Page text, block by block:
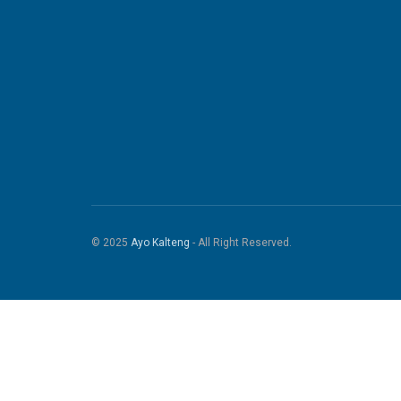
© 2025 Ayo Kalteng - All Right Reserved.